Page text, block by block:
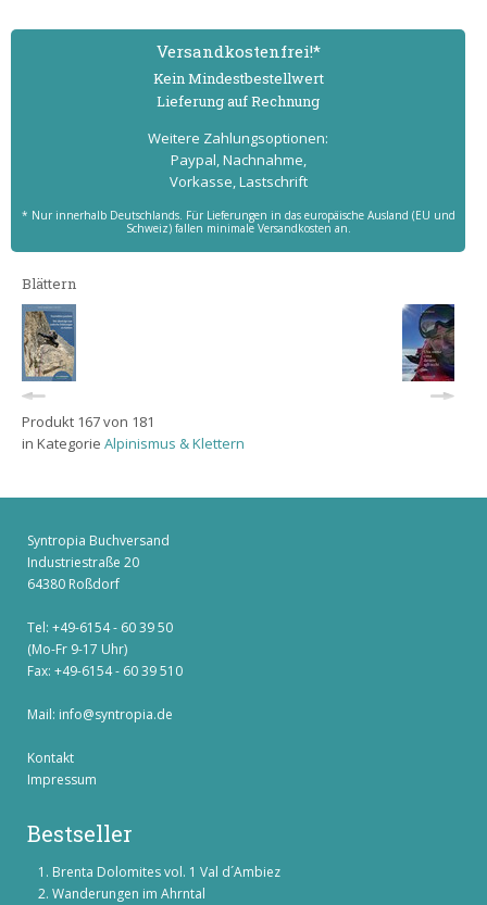
Versand­kostenfrei!*
Kein Mindest­bestell­wert
Lieferung auf Rechnung
Weitere Zahlungs­optionen:
Paypal, Nachnahme,
Vorkasse, Lastschrift
* Nur innerhalb Deutschlands. Für Lieferungen in das europäische Ausland (EU und
Schweiz) fallen minimale Versandkosten an.
Blättern
Produkt 167 von 181
in Kategorie Alpinismus & Klettern
Syntropia Buchversand
Industriestraße 20
64380 Roßdorf
Tel: +49-6154 - 60 39 50
(Mo-Fr 9-17 Uhr)
Fax: +49-6154 - 60 39 510
Mail: info@syntropia.de
Kontakt
Impressum
Bestseller
Brenta Dolomites vol. 1 Val d´Ambiez
Wanderungen im Ahrntal